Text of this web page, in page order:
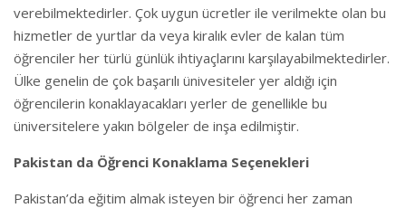
verebilmektedirler. Çok uygun ücretler ile verilmekte olan bu
hizmetler de yurtlar da veya kiralık evler de kalan tüm
öğrenciler her türlü günlük ihtiyaçlarını karşılayabilmektedirler.
Ülke genelin de çok başarılı ünivesiteler yer aldığı için
öğrencilerin konaklayacakları yerler de genellikle bu
üniversitelere yakın bölgeler de inşa edilmiştir.
Pakistan da Öğrenci Konaklama Seçenekleri
Pakistan’da eğitim almak isteyen bir öğrenci her zaman